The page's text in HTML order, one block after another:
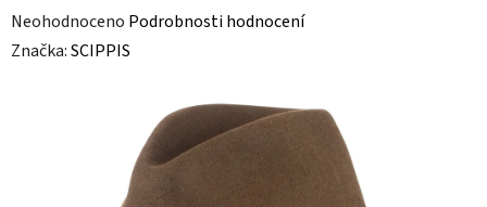
Průměrné
hodnocení
Neohodnoceno Podrobnosti hodnocení
Značka:SCIPPIS